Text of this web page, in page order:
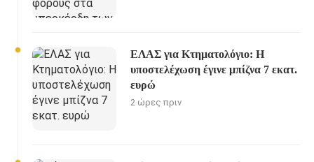
ΕΛΑΣ για Κτηματολόγιο: Η
υποστελέχωση έγινε μπίζνα 7 εκατ.
ευρώ
2 ώρες πριν